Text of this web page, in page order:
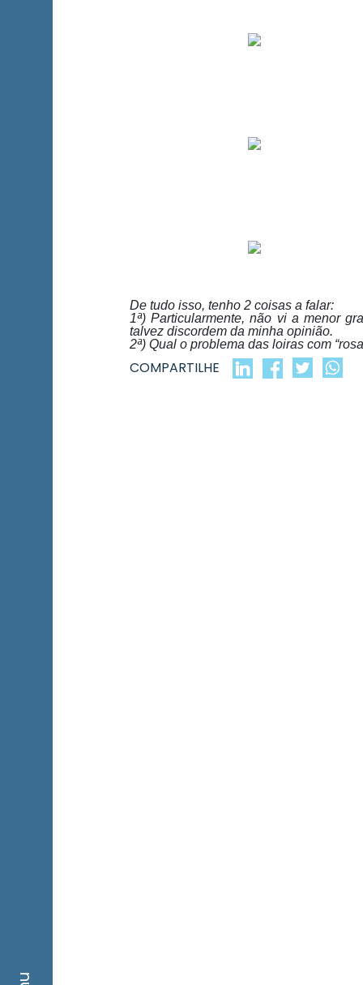
De tudo isso, tenho 2 coisas a falar:
1ª) Particularmente, não vi a menor
talvez discordem da minha opinião.
2ª) Qual o problema das loiras com
COMPARTILHE